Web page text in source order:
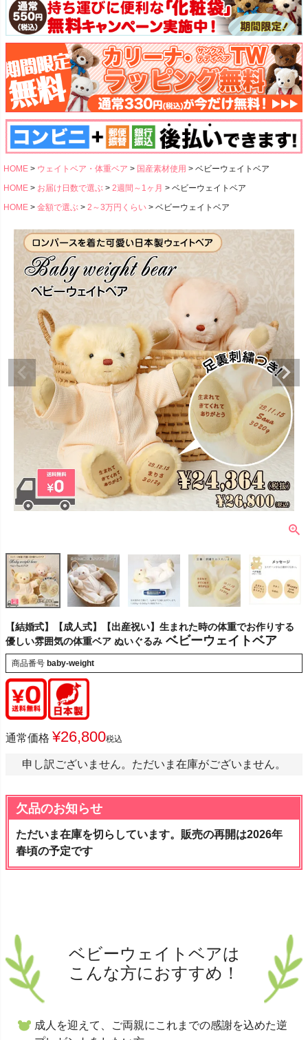
HOME ウェイトベア・体重ベア 国産素材使用
ベビーウェイトベア
HOME
お届け日数で選ぶ 2週間～1ヶ月
ベビーウェイトベア
HOME
金額で選ぶ 2～3万円くらい ベビーウェイトベア
【結婚式】【成人式】【出産祝い】生まれた時の体重でお作りする
優しい雰囲気の体重ベア ぬいぐるみ ベビーウェイトベア
商品番号 baby-weight
通常価格 ¥26,800税込
申し訳ございません。ただいま在庫がございません。
欠品のお知らせ
ただいま在庫を切らしています。販売の再開は2026年
春頃の予定です
ベビーウェイトベアは
こんな方におすすめ！
成人を迎えて、ご両親にこれまでの感謝を込めた逆